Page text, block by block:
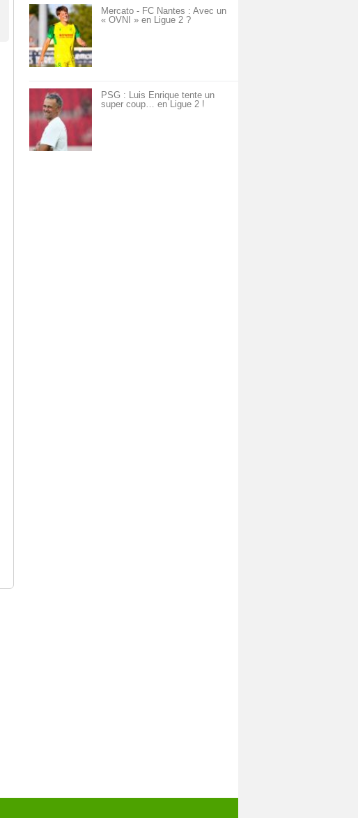
Mercato - FC Nantes : Avec un
« OVNI » en Ligue 2 ?
PSG : Luis Enrique tente un
super coup… en Ligue 2 !